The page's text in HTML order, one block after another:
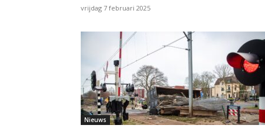
vrijdag 7 februari 2025
Nieuws